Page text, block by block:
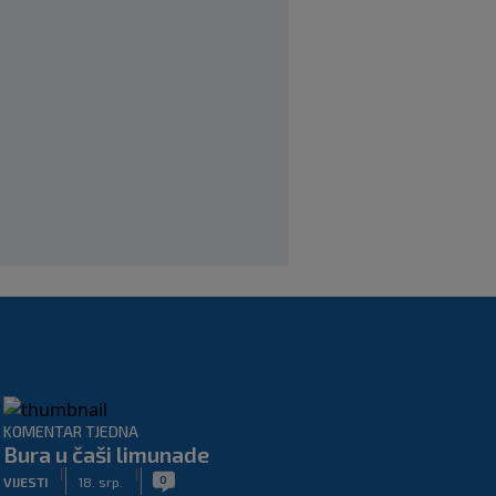
KOMENTAR TJEDNA
Bura u čaši limunade
VIJESTI
|
18. srp.
| 0